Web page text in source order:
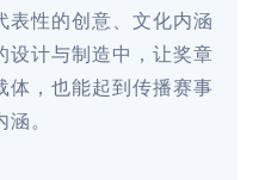
表性的创意、文化内涵
设计与制造中，让奖章
体，也能起到传播赛事
。